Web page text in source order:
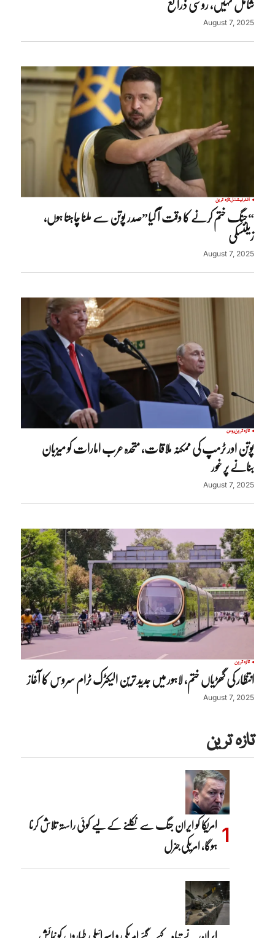
August 7, 2025
انٹرنیشنلتازہ ترین
“جنگ ختم کرنے کا وقت آ گیا”صدر پوتن سے ملنا چاہتا ہوں،
زیلنسکی
August 7, 2025
تازہ ترینروس
پوتن اور ٹرمپ کی ممکنہ ملاقات، متحدہ عرب امارات کو میزبان
بنانے پر غور
August 7, 2025
تازہ ترین
انتظار کی گھڑیاں ختم، لاہور میں جدید ترین الیکٹرک ٹرام سروس کا آغاز
August 7, 2025
تازہ ترین
امریکا کو ایران جنگ سے نکلنے کے لیے کوئی راستہ تلاش کرنا
ہوگا، امریکی جنرل